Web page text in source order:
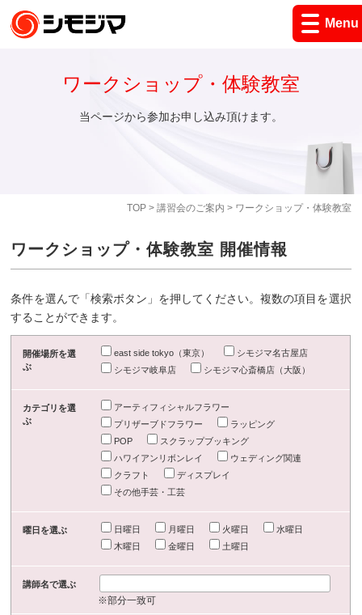
Menu
TOP> 講習会のご案内 > ワークショップ・体験教室
ワークショップ・体験教室
当ページから参加お申し込み頂けます。
ワークショップ・体験教室 開催情報
条件を選んで「検索ボタン」を押してください。複数の項目を選択
することができます。
開催場所を選
ぶ
east side tokyo（東京）
シモジマ名古屋店
シモジマ岐阜店
シモジマ心斎橋店（大阪）
カテゴリを選
ぶ
アーティフィシャルフラワー
プリザーブドフラワー
ラッピング
POP
スクラップブッキング
ハワイアンリボンレイ
ウェディング関連
クラフト
ディスプレイ
その他手芸・工芸
曜日を選ぶ 日曜日 月曜日 火曜日
水曜日
木曜日
金曜日 土曜日
講師名で選ぶ
※部分一致可